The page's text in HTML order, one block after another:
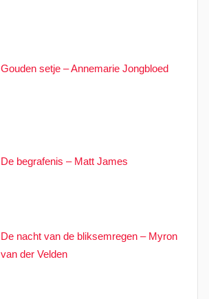
Gouden setje – Annemarie Jongbloed
De begrafenis – Matt James
De nacht van de bliksemregen – Myron
van der Velden